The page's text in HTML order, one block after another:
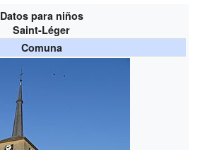
Datos para niños
Saint-Léger
Comuna